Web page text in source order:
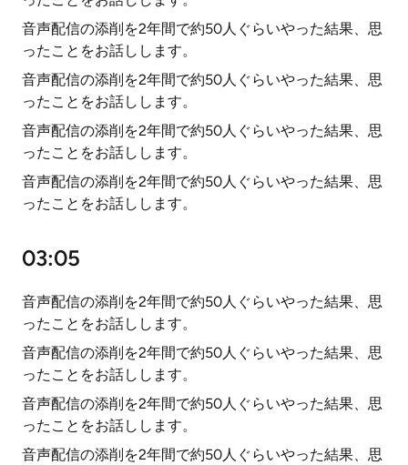
音声配信の添削を2年間で約50人ぐらいやった結果、思
ったことをお話しします。
音声配信の添削を2年間で約50人ぐらいやった結果、思
ったことをお話しします。
音声配信の添削を2年間で約50人ぐらいやった結果、思
ったことをお話しします。
音声配信の添削を2年間で約50人ぐらいやった結果、思
ったことをお話しします。
03:05
音声配信の添削を2年間で約50人ぐらいやった結果、思
ったことをお話しします。
音声配信の添削を2年間で約50人ぐらいやった結果、思
ったことをお話しします。
音声配信の添削を2年間で約50人ぐらいやった結果、思
ったことをお話しします。
音声配信の添削を2年間で約50人ぐらいやった結果、思